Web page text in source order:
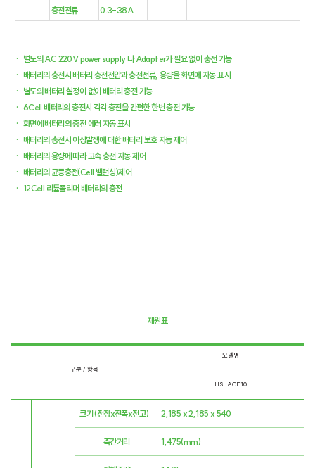
​제원표
구분 / 항목
모델명
HS-ACE10
크기 (전장x전폭x전고)
축간거리
2,185 x 2,185 x 540
1,475(mm)
충전전류
0.3-38A
​· 별도의 AC 220V power supply 나 Adapter가 필요 없이 충전 가능
​· 배터리의 충전시 배터리 충전전압과 충전전류, 용량을 화면에 자동 표시
​· 별도의 배터리 설정이 없이 배터리 충전 가능
​· 6Cell 배터리의 충전시 각각 충전을 간편한 한번 충전 가능
​· 화면에 배터리의 충전 에러 자동 표시
​· 배터리의 충전시 이상발생에 대한 배터리 보호 자동 제어
​· 배터리의 용량에 따라 고속 충전 자동 제어
​· 배터리의 균등충전(Cell 밸런싱)제어
​· 12Cell 리튬폴리머 배터리의 충전